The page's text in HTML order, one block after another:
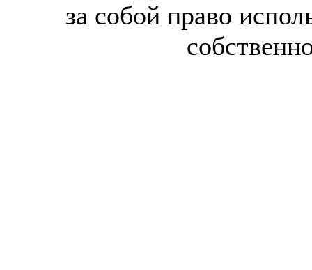
за собой право